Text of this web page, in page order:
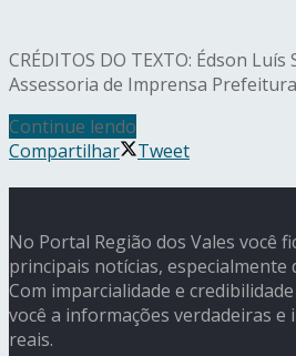
CRÉDITOS DO TEXTO: Édson Luís
Assessoria de Imprensa
Continue lendo
Compartilhar
Tweet
No Portal Região dos Vales você
principais notícias, especialmente
Com imparcialidade e
você a informações verdadeiras
reais.